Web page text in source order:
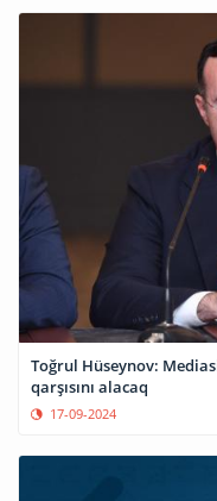
Toğrul Hüseynov:
qarşısını alacaq
17-09-2024